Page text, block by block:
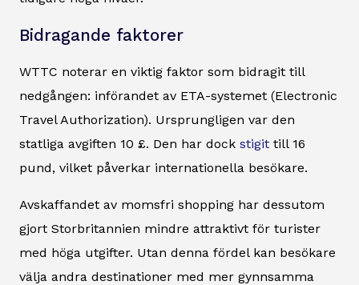
Bidragande faktorer
WTTC noterar en viktig faktor som bidragit till
nedgången: införandet av ETA-systemet (Electronic
Travel Authorization). Ursprungligen var den
statliga avgiften 10 £. Den har dock stigit till 16
pund, vilket påverkar internationella besökare.
Avskaffandet av momsfri shopping har dessutom
gjort Storbritannien mindre attraktivt för turister
med höga utgifter. Utan denna fördel kan besökare
välja andra destinationer med mer gynnsamma